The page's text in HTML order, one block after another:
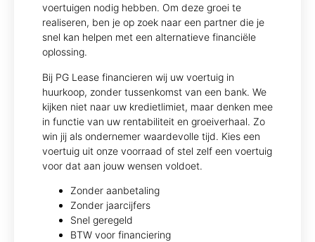
voertuigen nodig hebben. Om deze groei te
realiseren, ben je op zoek naar een partner die je
snel kan helpen met een alternatieve financiële
oplossing.
Bij PG Lease financieren wij uw voertuig in
huurkoop, zonder tussenkomst van een bank. We
kijken niet naar uw kredietlimiet, maar denken mee
in functie van uw rentabiliteit en groeiverhaal. Zo
win jij als ondernemer waardevolle tijd. Kies een
voertuig uit onze voorraad of stel zelf een voertuig
voor dat aan jouw wensen voldoet.
Zonder aanbetaling
Zonder jaarcijfers
Snel geregeld
BTW voor financiering